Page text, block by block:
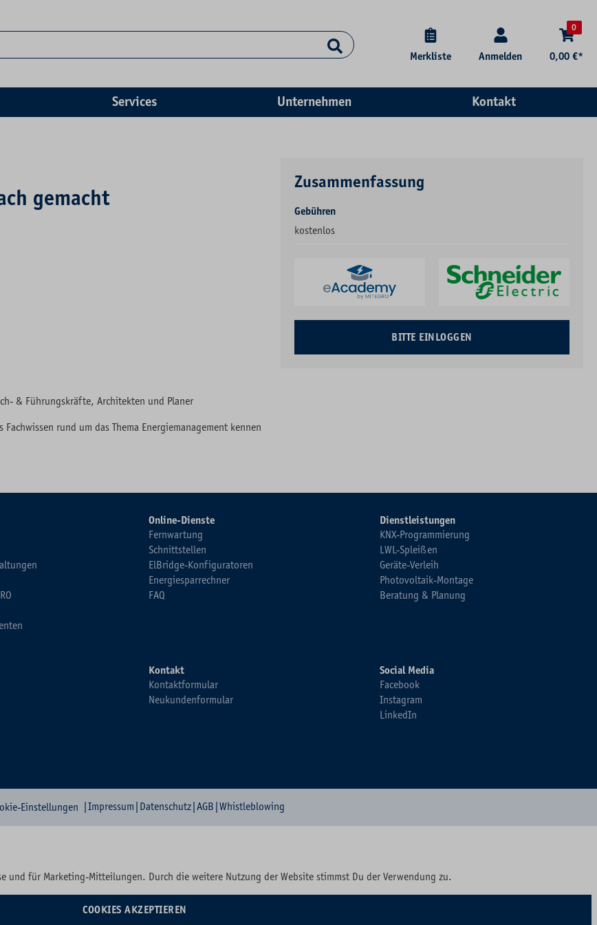
Merkliste Anmelden
0
0,00 €*
Services Unternehmen Kontakt
Zusammenfassung
Gebühren
kostenlos
BITTE EINLOGGEN
gemacht
& Führungskräfte, Architekten und Planer
rund um das Thema Energiemanagement kennen
Online-Dienste
Fernwartung
Schnittstellen
ElBridge-Konfiguratoren
Energiesparrechner
FAQ
Dienstleistungen
KNX-Programmierung
LWL-Spleißen
Geräte-Verleih
Photovoltaik-Montage
Beratung & Planung
Kontakt
Kontaktformular
Neukundenformular
Social Media
Facebook
Instagram
LinkedIn
Einstellungen Impressum Datenschutz AGB Whistleblowing
und für Marketing-Mitteilungen. Durch die weitere Nutzung der Website stimmst Du der Verwendung zu.
COOKIES AKZEPTIEREN